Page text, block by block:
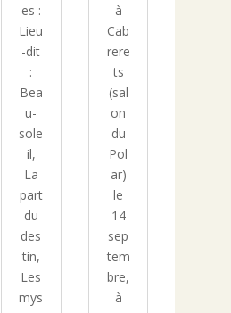
es :
Lieu
-dit
:
Bea
u-
sole
il,
La
part
du
des
tin,
Les
mys
à
Cab
rere
ts
(sal
on
du
Pol
ar)
le
14
sep
tem
bre,
à